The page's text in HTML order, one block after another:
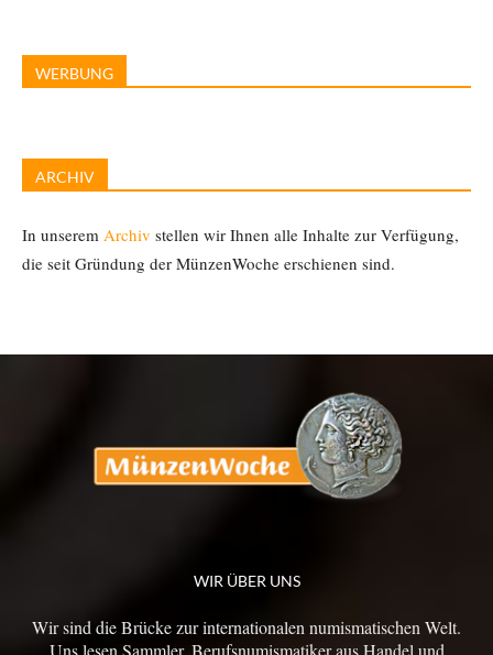
WERBUNG
ARCHIV
In unserem Archiv stellen wir Ihnen alle Inhalte zur Verfügung,
die seit Gründung der MünzenWoche erschienen sind.
WIR ÜBER UNS
Wir sind die Brücke zur internationalen numismatischen Welt.
Uns lesen Sammler, Berufsnumismatiker aus Handel und